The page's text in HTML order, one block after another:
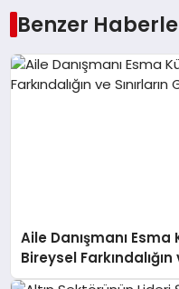
Benzer
Aile Danışmanı
Bireysel Farkındalığın
Anlatıyor